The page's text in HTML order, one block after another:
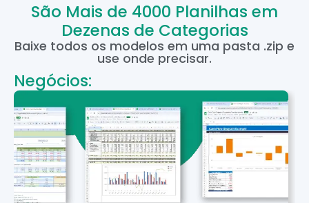
São Mais de 4000 Planilhas em
Dezenas de Categorias
Baixe todos os modelos em uma pasta .zip e
use onde precisar.
Negócios: